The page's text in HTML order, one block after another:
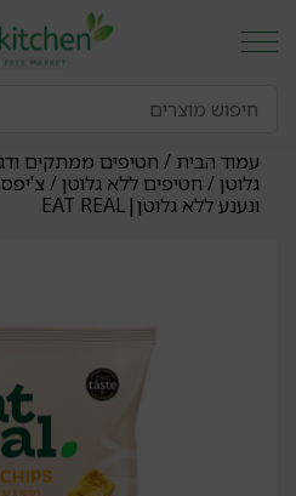
עמוד הבית / חטיפים ממתקים
גלוטן/ חטיפים ללא גלוטן/
ונענע ללא גלוטן|EAT REAL